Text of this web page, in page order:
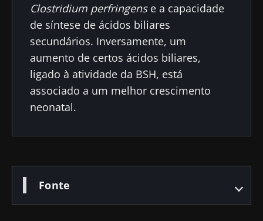
Clostridium perfringense a capacidade
de síntese de ácidos biliares
secundários. Inversamente, um
aumento de certos ácidos biliares,
ligado à atividade da BSH, está
associado a um melhor crescimento
neonatal.
Fonte